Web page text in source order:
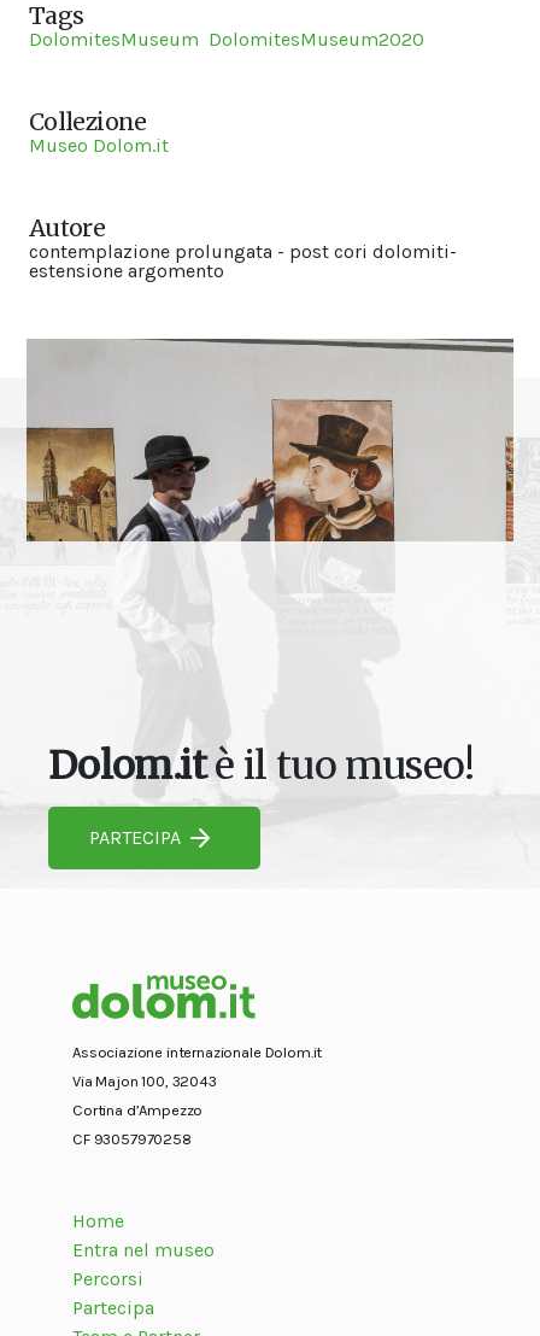
Tags
DolomitesMuseum DolomitesMuseum2020
Collezione
Museo Dolom.it
Autore
contemplazione prolungata - post cori dolomiti-
estensione argomento
Dolom.itè il tuo museo!
PARTECIPA
Associazione internazionale Dolom.it
Via Majon 100, 32043
Cortina d’Ampezzo
CF 93057970258
Home
Entra nel museo
Percorsi
Partecipa